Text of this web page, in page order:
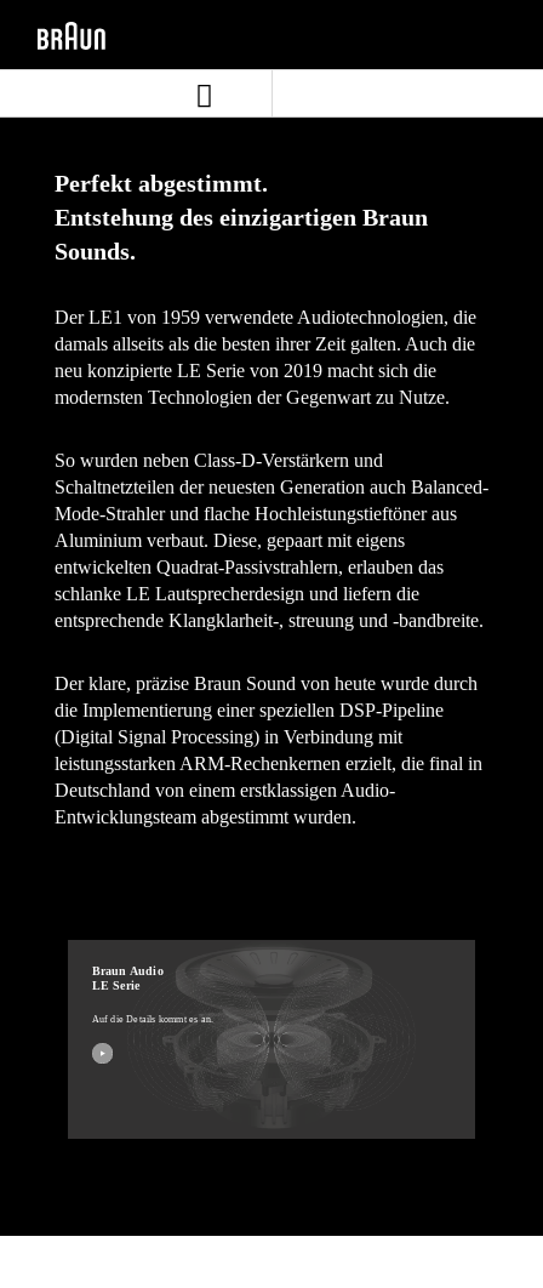
Inhalt
Navigationsmenü
Perfekt abgestimmt.
Entstehung des einzigartigen Braun
Sounds.
Der LE1 von 1959 verwendete Audiotechnologien, die
damals allseits als die besten ihrer Zeit galten. Auch die
neu konzipierte LE Serie von 2019 macht sich die
modernsten Technologien der Gegenwart zu Nutze.
So wurden neben Class-D-Verstärkern und
Schaltnetzteilen der neuesten Generation auch Balanced-
Mode-Strahler und flache Hochleistungstieftöner aus
Aluminium verbaut. Diese, gepaart mit eigens
entwickelten Quadrat-Passivstrahlern, erlauben das
schlanke LE Lautsprecherdesign und liefern die
entsprechende Klangklarheit-, streuung und -bandbreite.
Der klare, präzise Braun Sound von heute wurde durch
die Implementierung einer speziellen DSP-Pipeline
(Digital Signal Processing) in Verbindung mit
leistungsstarken ARM-Rechenkernen erzielt, die final in
Deutschland von einem erstklassigen Audio-
Entwicklungsteam abgestimmt wurden.
Braun Audio
LE Serie
Auf die Details kommt es an.